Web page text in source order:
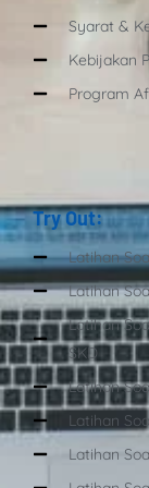
Syarat &
Kebijakan
Program
Try Out:
Latihan
Latihan
Latihan
SKD
Latihan
Latihan
Latihan